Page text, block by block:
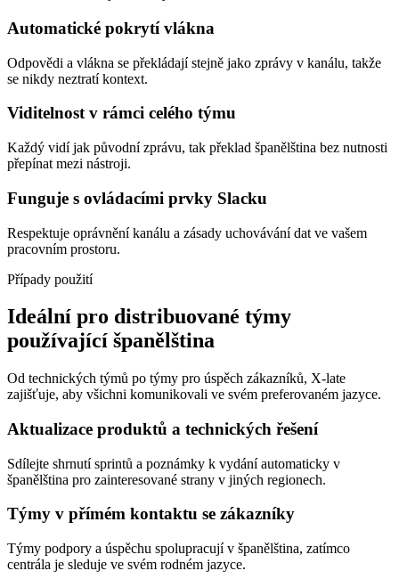
Automatické pokrytí vlákna
Odpovědi a vlákna se překládají stejně jako zprávy v kanálu, takže
se nikdy neztratí kontext.
Viditelnost v rámci celého týmu
Každý vidí jak původní zprávu, tak překlad španělština bez nutnosti
přepínat mezi nástroji.
Funguje s ovládacími prvky Slacku
Respektuje oprávnění kanálu a zásady uchovávání dat ve vašem
pracovním prostoru.
Případy použití
Ideální pro distribuované týmy
používající španělština
Od technických týmů po týmy pro úspěch zákazníků, X-late
zajišťuje, aby všichni komunikovali ve svém preferovaném jazyce.
Aktualizace produktů a technických řešení
Sdílejte shrnutí sprintů a poznámky k vydání automaticky v
španělština pro zainteresované strany v jiných regionech.
Týmy v přímém kontaktu se zákazníky
Týmy podpory a úspěchu spolupracují v španělština, zatímco
centrála je sleduje ve svém rodném jazyce.